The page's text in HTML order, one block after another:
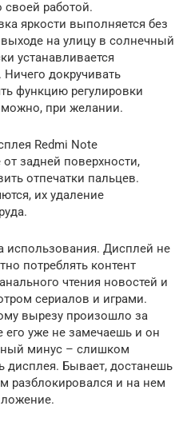
своей работой.
яркости выполняется без
на улицу в солнечный
устанавливается
докручивать
функцию регулировки
можно, при желании.
Redmi Note
задней поверхности,
отпечатки пальцев.
их удаление
использования. Дисплей не
потреблять контент
чтения новостей и
сериалов и играми.
вырезу произошло за
уже не замечаешь и он
минус – слишком
дисплея. Бывает, достанешь
разблокировался и на нем